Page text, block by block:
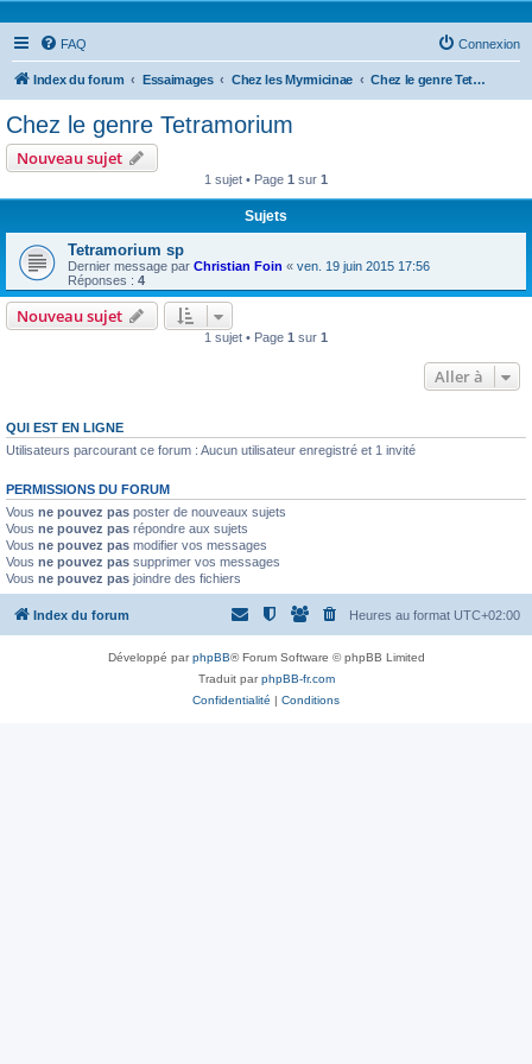
FAQ Connexion
Index du forum Essaimages Chez les Myrmicinae Chez le genre Tetramorium
Chez le genre Tetramorium
Nouveau sujet
1 sujet • Page 1 sur 1
Sujets
Tetramorium sp
Dernier message par Christian Foin « ven. 19 juin 2015 17:56
Réponses : 4
Nouveau sujet
1 sujet • Page 1 sur 1
Aller à
QUI EST EN LIGNE
Utilisateurs parcourant ce forum : Aucun utilisateur enregistré et 1 invité
PERMISSIONS DU FORUM
Vous ne pouvez pas poster de nouveaux sujets
Vous ne pouvez pas répondre aux sujets
Vous ne pouvez pas modifier vos messages
Vous ne pouvez pas supprimer vos messages
Vous ne pouvez pas joindre des fichiers
Index du forum Heures au format UTC+02:00
Développé parphpBB® Forum Software © phpBB Limited
Traduit parphpBB-fr.com
Confidentialité | Conditions